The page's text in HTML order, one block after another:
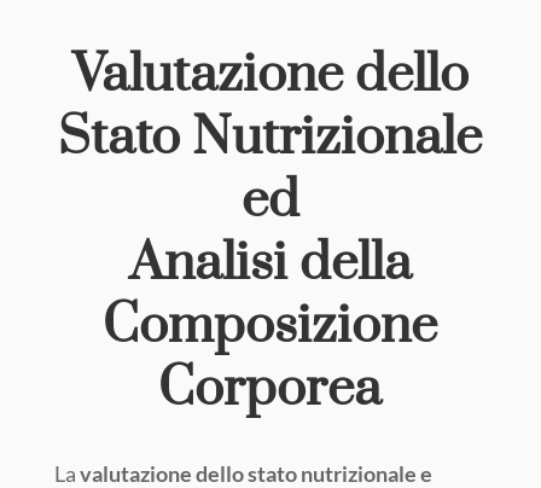
Valutazione dello
Stato Nutrizionale
ed
Analisi della
Composizione
Corporea
Lavalutazione dello stato nutrizionale e